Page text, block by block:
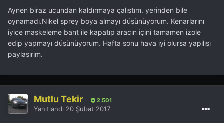
Aynen biraz ucundan kaldırmaya çalıştım. yerinden bile
oynamadı.Nikel sprey boya almayı düşünüyorum. Kenarlarını
iyice maskeleme bant ile kapatıp aracın içini tamamen izole
edip yapmayı düşünüyorum. Hafta sonu hava iyi olursa yapılışı
paylaşırım.
Mutlu Tekir 2.501
Yanıtlandı 20 Şubat 2017